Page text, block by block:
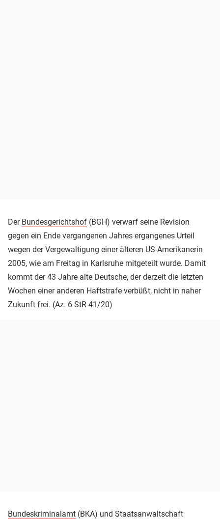
Der Bundesgerichtshof (BGH) verwarf seine Revision
gegen ein Ende vergangenen Jahres ergangenes Urteil
wegen der Vergewaltigung einer älteren US-Amerikanerin
2005, wie am Freitag in Karlsruhe mitgeteilt wurde. Damit
kommt der 43 Jahre alte Deutsche, der derzeit die letzten
Wochen einer anderen Haftstrafe verbüßt, nicht in naher
Zukunft frei. (Az. 6 StR 41/20)
Bundeskriminalamt (BKA) und Staatsanwaltschaft